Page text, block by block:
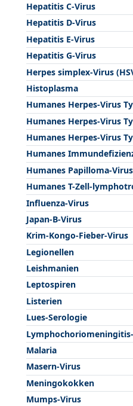
Hepatitis C-Virus
Hepatitis D-Virus
Hepatitis E-Virus
Hepatitis G-Virus
Herpes simplex-Virus
Histoplasma
Humanes Herpes-Virus
Humanes Herpes-Virus
Humanes Herpes-Virus
Humanes
Humanes Papilloma-
Humanes T-Zell-
Influenza-Virus
Japan-B-Virus
Krim-Kongo-Fieber-Virus
Legionellen
Leishmanien
Leptospiren
Listerien
Lues-Serologie
Malaria
Masern-Virus
Meningokokken
Mumps-Virus